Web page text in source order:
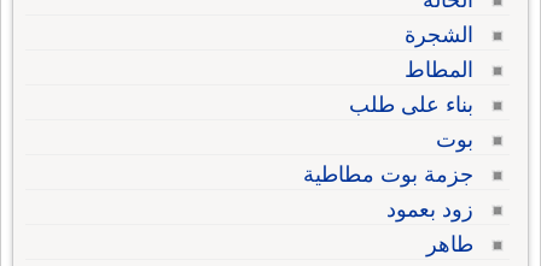
الشجرة
المطاط
بناء على طلب
بوت
جزمة بوت مطاطية
زود بعمود
طاهر